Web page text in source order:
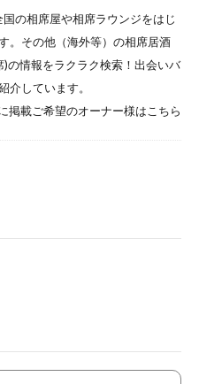
の相席屋や相席ラウンジをはじ
。その他（海外等）の相席居酒
の情報をラクラク検索！出会いバ
介しています。
掲載ご希望のオーナー様はこちら